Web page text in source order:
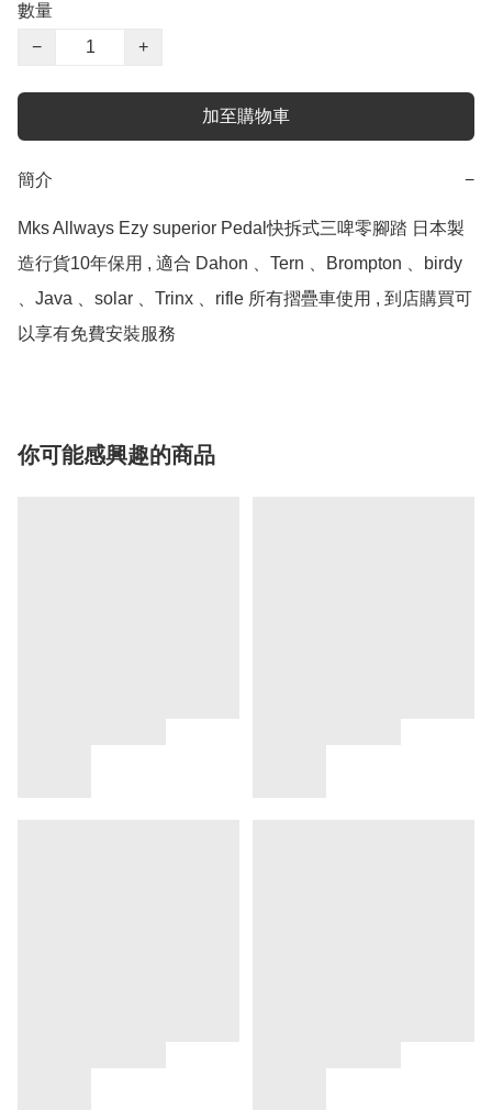
數量
−
+
加至購物車
簡介 −
Mks Allways Ezy superior Pedal快拆式三啤零腳踏 日本製
造行貨10年保用 , 適合 Dahon 、Tern 、Brompton 、birdy
、Java 、solar 、Trinx 、rifle 所有摺疊車使用 , 到店購買可
你可能感興趣的商品